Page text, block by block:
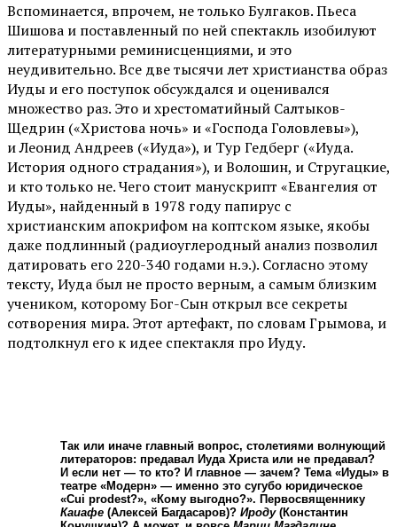
Вспоминается, впрочем, не только Булгаков. Пьеса
Шишова и поставленный по ней спектакль изобилуют
литературными реминисценциями, и это
неудивительно. Все две тысячи лет христианства образ
Иуды и его поступок обсуждался и оценивался
множество раз. Это и хрестоматийный Салтыков-
Щедрин («Христова ночь» и «Господа Головлевы»),
и Леонид Андреев («Иуда»), и Тур Гедберг («Иуда.
История одного страдания»), и Волошин, и Стругацкие,
и кто только не. Чего стоит манускрипт «Евангелия от
Иуды», найденный в 1978 году папирус с
христианским апокрифом на коптском языке, якобы
даже подлинный (радиоуглеродный анализ позволил
датировать его 220-340 годами н.э.). Согласно этому
тексту, Иуда был не просто верным, а самым близким
учеником, которому Бог-Сын открыл все секреты
сотворения мира. Этот артефакт, по словам Грымова, и
подтолкнул его к идее спектакля про Иуду.
Так или иначе главный вопрос, столетиями волнующий
литераторов: предавал Иуда Христа или не предавал?
И если нет — то кто? И главное — зачем? Тема «Иуды» в
театре «Модерн» — именно это сугубо юридическое
«Сui prodest?», «Кому выгодно?». Первосвященнику
Каиафе (Алексей Багдасаров)? Ироду(Константин